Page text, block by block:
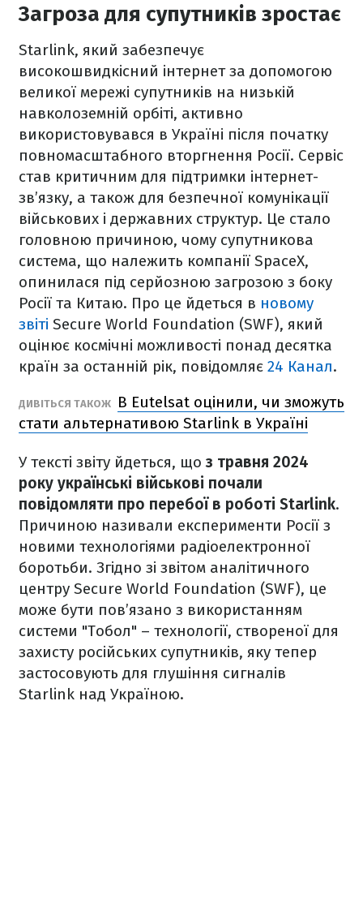
Загроза для супутників зростає
Starlink, який забезпечує
високошвидкісний інтернет за допомогою
великої мережі супутників на низькій
навколоземній орбіті, активно
використовувався в Україні після початку
повномасштабного вторгнення Росії. Сервіс
став критичним для підтримки інтернет-
зв’язку, а також для безпечної комунікації
військових і державних структур. Це стало
головною причиною, чому супутникова
система, що належить компанії SpaceX,
опинилася під серйозною загрозою з боку
Росії та Китаю. Про це йдеться в новому
звіті Secure World Foundation (SWF), який
оцінює космічні можливості понад десятка
країн за останній рік, повідомляє 24 Канал.
ДИВІТЬСЯ ТАКОЖ
В Eutelsat оцінили, чи зможуть
стати альтернативою Starlink в Україні
У тексті звіту йдеться, щоз травня 2024
року українські військові почали
повідомляти про перебої в роботі Starlink.
Причиною називали експерименти Росії з
новими технологіями радіоелектронної
боротьби. Згідно зі звітом аналітичного
центру Secure World Foundation (SWF), це
може бути пов’язано з використанням
системи "Тобол" – технології, створеної для
захисту російських супутників, яку тепер
застосовують для глушіння сигналів
Starlink над Україною.